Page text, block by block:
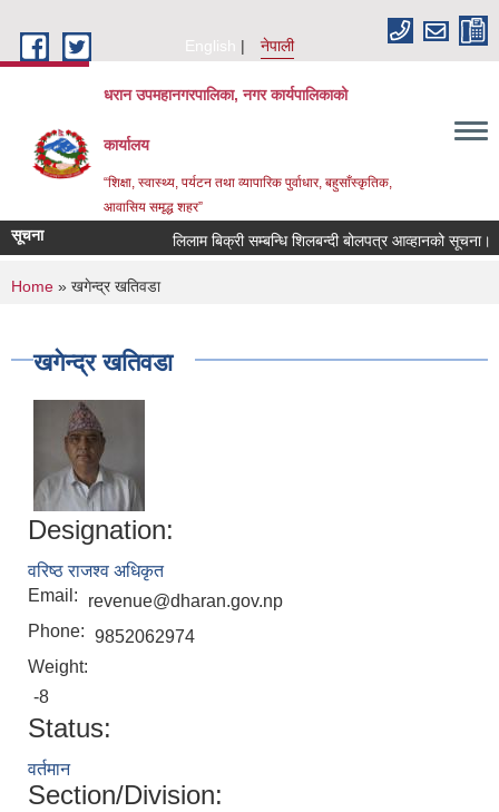
English
नेपाली
धरान उपमहानगरपालिका, नगर कार्यपालिकाको
कार्यालय
“शिक्षा, स्वास्थ्य, पर्यटन तथा व्यापारिक पुर्वाधार, बहुसाँस्कृतिक,
आवासिय समृद्ध शहर”
सूचना लिलाम बिक्री सम्बन्धि शिलबन्दी बोलपत्र आव्हानको सूचना।
You are here
Home » खगेन्द्र खतिवडा
खगेन्द्र खतिवडा
Designation:
वरिष्ठ राजश्व अधिकृत
Email:
revenue@dharan.gov.np
Phone: 9852062974
Weight:
-8
Status:
वर्तमान
Section/Division: